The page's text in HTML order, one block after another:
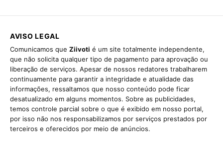
AVISO LEGAL
Comunicamos que Ziivoti é um site totalmente independente,
que não solicita qualquer tipo de pagamento para aprovação ou
liberação de serviços. Apesar de nossos redatores trabalharem
continuamente para garantir a integridade e atualidade das
informações, ressaltamos que nosso conteúdo pode ficar
desatualizado em alguns momentos. Sobre as publicidades,
temos controle parcial sobre o que é exibido em nosso portal,
por isso não nos responsabilizamos por serviços prestados por
terceiros e oferecidos por meio de anúncios.